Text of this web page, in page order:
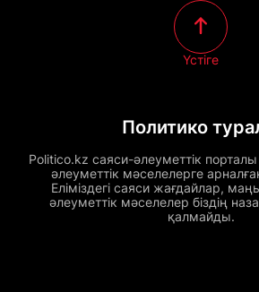
Политико
Politico.kz саяси-әлеуметтік порталы
әлеуметтік мәселелерге
Еліміздегі саяси жағдайлар,
әлеуметтік мәселелер біздің
қалмайды.
Үстіге